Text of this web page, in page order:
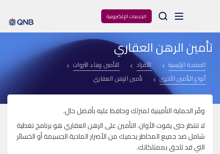
الخدمات الإلكترونية Arama
تأمين الرهن العقاري
الصفحة الرئيسية الأفراد
التأمين وبناء الثروات
أنواع التأمين الأخرى
تأمين الرهن العقاري
وفّر الحماية التأمينية لمنزلك وحافظ عليه بأفضل حال.
لا تنتظر حتى يفوت الأوان. التأمين على الرهن العقاري هو برنامج تغطية
شامل ضد جميع المخاطر يحميك من الأضرار المادية الجسيمة أو الخسائر
التي قد تلحق بممتلكاتك.